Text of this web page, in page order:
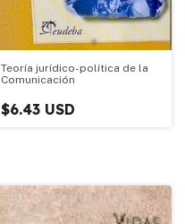
Teoría jurídico-política de la
Comunicación
$6.43 USD